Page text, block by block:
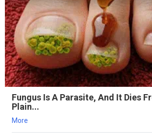
Fungus Is A Parasite, And It Dies
Plain...
More